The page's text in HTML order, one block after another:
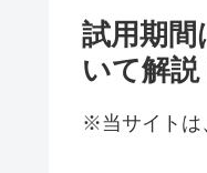
試用期
いて解説
※当サイトは